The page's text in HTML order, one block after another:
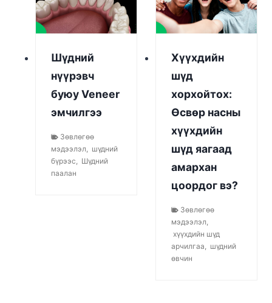
Шүдний
нүүрэвч
буюу Veneer
эмчилгээ
Зөвлөгөө
мэдээлэл
шүдний
бүрээс
Шүдний
паалан
Хүүхдийн
шүд
хорхойтох:
Өсвөр насны
хүүхдийн
шүд яагаад
амархан
цоордог вэ?
Зөвлөгөө
мэдээлэл
хүүхдийн шүд
арчилгаа
шүдний
өвчин